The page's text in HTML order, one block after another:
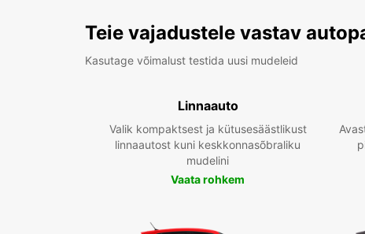
Teie vajadustele vastav
Kasutage võimalust testida uusi mudeleid
Linnaauto
Valik kompaktsest ja kütusesäästlikust
linnaautost kuni keskkonnasõbraliku
mudelini
Vaata rohkem